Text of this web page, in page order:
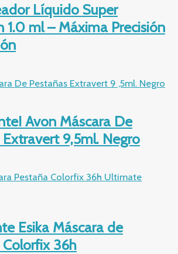
Líquido Super
1.0 ml – Máxima Precisión
Avon Máscara De
Extravert 9,5ml. Negro
Esika Máscara de
Colorfix 36h